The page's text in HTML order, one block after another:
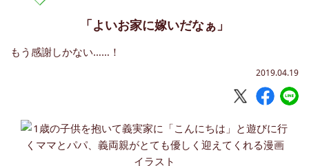
「よいお家に嫁いだなぁ」
もう感謝しかない……！
2019.04.19